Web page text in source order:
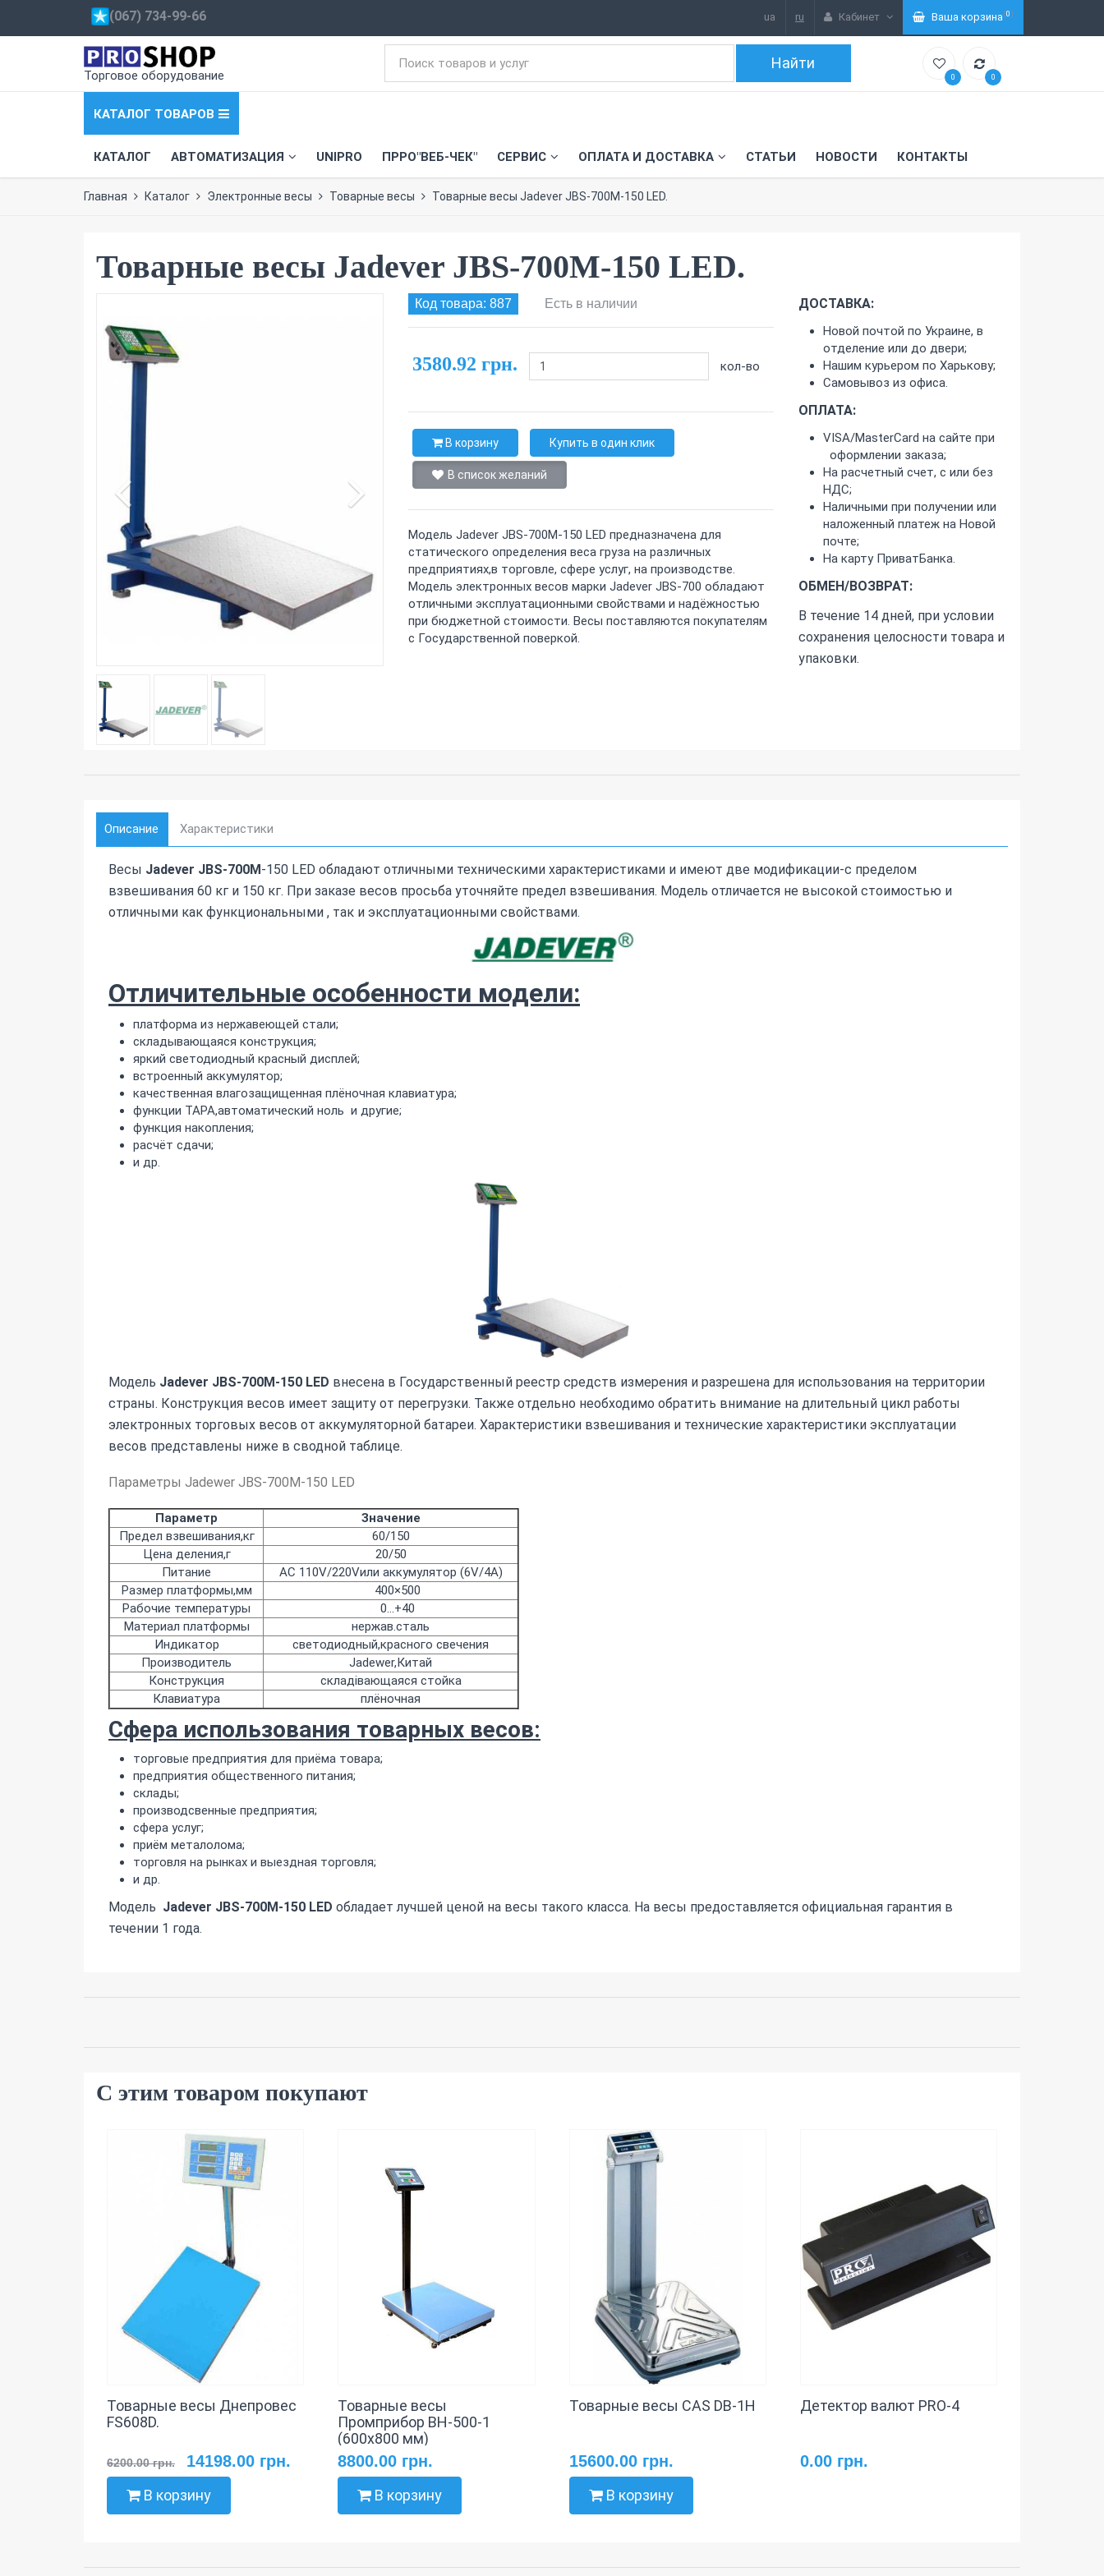
Торговое оборудование 0 0
КАТАЛОГ ТОВАРОВ
КАТАЛОГ АВТОМАТИЗАЦИЯ UNIPRO ПРРО"ВЕБ-ЧЕК" СЕРВИС ОПЛАТА И ДОСТАВКА СТАТЬИ НОВОСТИ КОНТАКТЫ
(067) 734-99-66 ua ru Кабинет Ваша корзина(0)
Главная Каталог Электронные весы Товарные весы Товарные весы Jadever JBS-700M-150 LED.
Товарные весы Jadever JBS-700M-150 LED.
Код товара: 887 Есть в наличии
3580.92 грн. кол-во
В корзину Купить в один клик
В список желаний
Модель Jadever JBS-700M-150 LED предназначена для
статического определения веса груза на различных
предприятиях,в торговле, сфере услуг, на производстве.
Модель электронных весов марки Jadever JBS-700 обладают
отличными эксплуатационными свойствами и надёжностью
при бюджетной стоимости. Весы поставляются покупателям
с Государственной поверкой.
ДОСТАВКА:
Новой почтой по Украине, в
отделение или до двери;
Нашим курьером по Харькову;
Самовывоз из офиса.
ОПЛАТА:
VISA/MasterCard на сайте при
оформлении заказа;
На расчетный счет, с или без
НДС;
Наличными при получении или
наложенный платеж на Новой
почте;
На карту ПриватБанка.
ОБМЕН/ВОЗВРАТ:
В течение 14 дней, при условии
сохранения целосности товара и
упаковки.
Описание Характеристики
Весы Jadever JBS-700M-150 LED обладают отличными техническими характеристиками и имеют две модификации-с пределом
взвешивания 60 кг и 150 кг. При заказе весов просьба уточняйте предел взвешивания. Модель отличается не высокой стоимостью и
отличными как функциональными , так и эксплуатационными свойствами.
Отличительные особенности модели:
платформа из нержавеющей стали;
складывающаяся конструкция;
яркий светодиодный красный дисплей;
встроенный аккумулятор;
качественная влагозащищенная плёночная клавиатура;
функции ТАРА,автоматический ноль и другие;
функция накопления;
расчёт сдачи;
и др.
Модель Jadever JBS-700M-150 LED внесена в Государственный реестр средств измерения и разрешена для использования на территории
страны. Конструкция весов имеет защиту от перегрузки. Также отдельно необходимо обратить внимание на длительный цикл работы
электронных торговых весов от аккумуляторной батареи. Характеристики взвешивания и технические характеристики эксплуатации
весов представлены ниже в сводной таблице.
Параметры Jadewer JBS-700M-150 LED
Параметр
Значение
Предел взвешивания,кг
60/150
Цена деления,г
20/50
Питание
AC 110V/220Vили аккумулятор (6V/4A)
Размер платформы,мм
400×500
Рабочие температуры
0…+40
Материал платформы
нержав.сталь
Индикатор
светодиодный,красного свечения
Производитель
Jadewer,Китай
Конструкция
складівающаяся стойка
Клавиатура
плёночная
Сфера использования товарных весов:
торговые предприятия для приёма товара;
предприятия общественного питания;
склады;
производсвенные предприятия;
сфера услуг;
приём металолома;
торговля на рынках и выездная торговля;
и др.
Модель Jadever JBS-700M-150 LED обладает лучшей ценой на весы такого класса. На весы предоставляется официальная гарантия в
течении 1 года.
С этим товаром покупают
Товарные весы Днепровес
FS608D.
6200.00 грн. 14198.00 грн.
В корзину
Товарные весы
Промприбор ВН-500-1
(600х800 мм)
8800.00 грн.
В корзину
Товарные весы CAS DB-1H
15600.00 грн.
В корзину
Детектор валют PRO-4
0.00 грн.